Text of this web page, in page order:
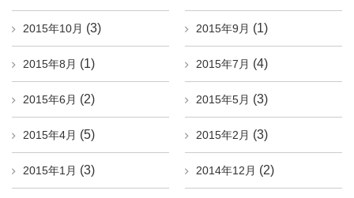
2015年10月 (3) 2015年9月 (1)
2015年8月 (1) 2015年7月 (4)
2015年6月 (2) 2015年5月 (3)
2015年4月 (5) 2015年2月 (3)
2015年1月 (3) 2014年12月 (2)